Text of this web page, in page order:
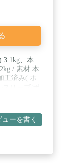
、本
/ 素材:本
工済み( ポ
り綱 、収
ご購入前
ステルの混
出てしまい
色むら、
ューを書く